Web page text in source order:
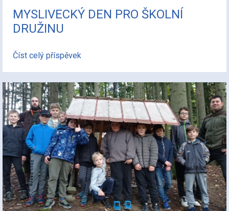
MYSLIVECKÝ DEN PRO ŠKOLNÍ
DRUŽINU
Číst celý příspěvek